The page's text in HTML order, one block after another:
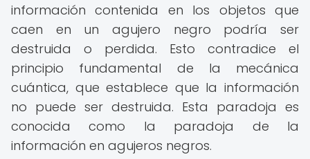
información contenida en los objetos que
caen en un agujero negro podría ser
destruida o perdida. Esto contradice el
principio fundamental de la mecánica
cuántica, que establece que la información
no puede ser destruida. Esta paradoja es
conocida como la paradoja de la
información en agujeros negros.